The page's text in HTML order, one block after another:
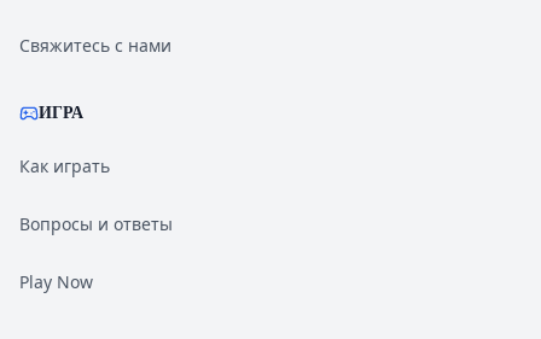
Свяжитесь с нами
ИГРА
Как играть
Вопросы и ответы
Play Now